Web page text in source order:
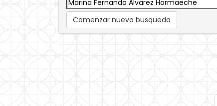
Comenzar nueva busqueda